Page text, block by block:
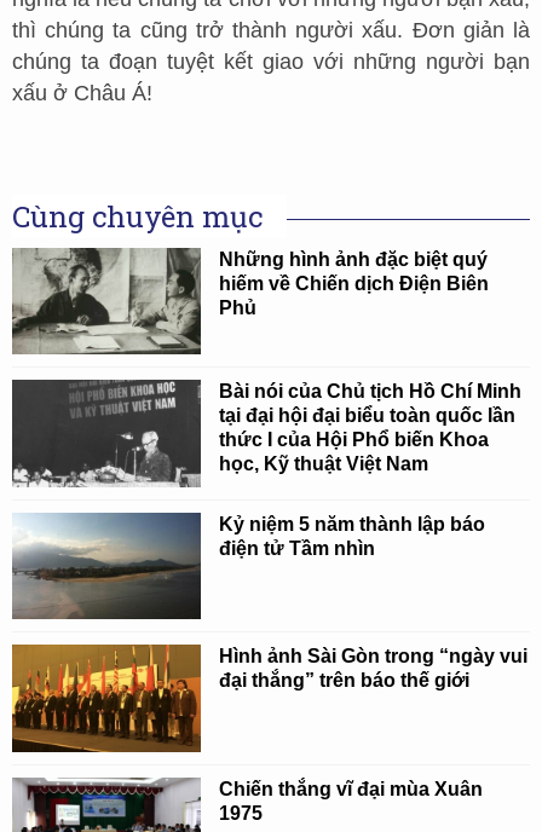
thì chúng ta cũng trở thành người xấu. Đơn giản là
chúng ta đoạn tuyệt kết giao với những người bạn
xấu ở Châu Á!
Cùng chuyên mục
Những hình ảnh đặc biệt quý
hiếm về Chiến dịch Điện Biên
Phủ
Bài nói của Chủ tịch Hồ Chí Minh
tại đại hội đại biểu toàn quốc lần
thức I của Hội Phổ biến Khoa
học, Kỹ thuật Việt Nam
Kỷ niệm 5 năm thành lập báo
điện tử Tầm nhìn
Hình ảnh Sài Gòn trong “ngày vui
đại thắng” trên báo thế giới
Chiến thắng vĩ đại mùa Xuân
1975